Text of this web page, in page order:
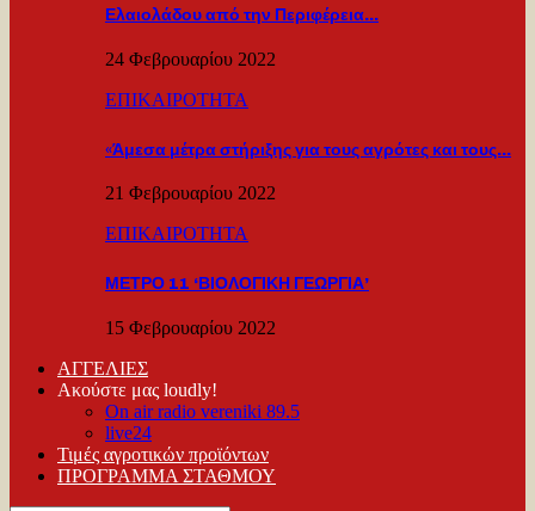
Ελαιολάδου από την Περιφέρεια…
24 Φεβρουαρίου 2022
ΕΠΙΚΑΙΡΟΤΗΤΑ
«Άμεσα μέτρα στήριξης για τους αγρότες και τους…
21 Φεβρουαρίου 2022
ΕΠΙΚΑΙΡΟΤΗΤΑ
ΜΕΤΡΟ 11 ‘ΒΙΟΛΟΓΙΚΗ ΓΕΩΡΓΙΑ’
15 Φεβρουαρίου 2022
ΑΓΓΕΛΙΕΣ
Ακούστε μας loudly!
On air radio vereniki 89.5
live24
Τιμές αγροτικών προϊόντων
ΠΡΟΓΡΑΜΜΑ ΣΤΑΘΜΟΥ